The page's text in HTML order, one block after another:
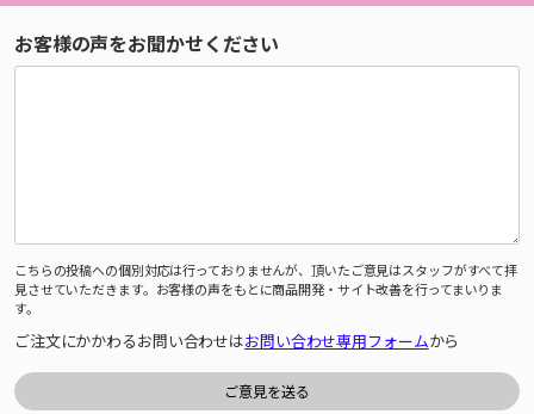
お客様の声をお聞かせください
こちらの投稿への個別対応は行っておりませんが、頂いたご意見はスタッフがすべて拝
見させていただきます。お客様の声をもとに商品開発・サイト改善を行ってまいりま
す。
ご注文にかかわるお問い合わせはお問い合わせ専用フォームから